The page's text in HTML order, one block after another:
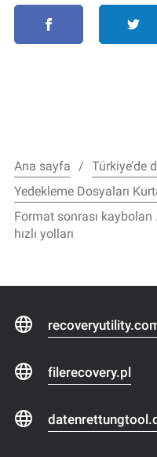
Ana sayfa
Türkiye’de
Yedekleme Dosyaları
Format sonrası kaybolan
hızlı yolları
filerecovery.pl